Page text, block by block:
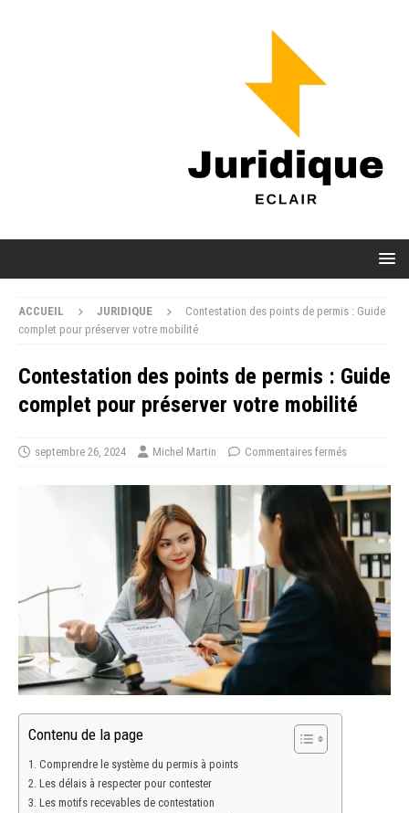
ACCUEIL JURIDIQUE
Contestation des points de permis : Guide
complet pour préserver votre mobilité
Contestation des points de permis : Guide
complet pour préserver votre mobilité
septembre 26, 2024 Michel Martin Commentaires fermés
Contenu de la page
Comprendre le système du permis à points
Les délais à respecter pour contester
Les motifs recevables de contestation